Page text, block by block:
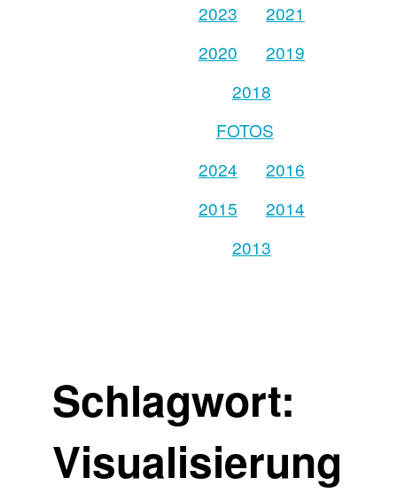
2023
2021
2020
2019
2018
FOTOS
2024
2016
2015
2014
2013
Schlagwort:
Visualisierung